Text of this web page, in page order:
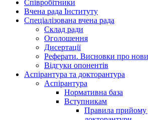
Співробітники
Вчена рада Інституту
Спеціалізована вчена рада
Склад ради
Оголошення
Дисертації
Реферати. Висновки про
Відгуки опонентів
Аспірантура та докторантура
Аспірантура
Нормативна база
Вступникам
Правила прийому